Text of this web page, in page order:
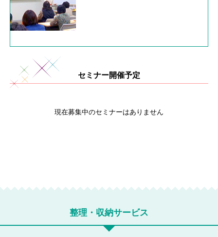
セミナー開催予定
現在募集中のセミナーはありません
整理・収納サービス